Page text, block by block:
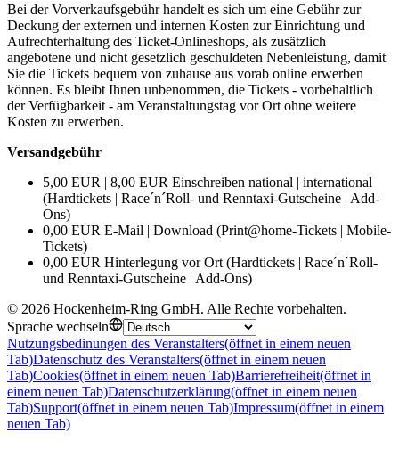
Bei der Vorverkaufsgebühr handelt es sich um eine Gebühr zur
Deckung der externen und internen Kosten zur Einrichtung und
Aufrechterhaltung des Ticket-Onlineshops, als zusätzlich
angebotene und nicht gesetzlich geschuldeten Nebenleistung, damit
Sie die Tickets bequem von zuhause aus vorab online erwerben
können. Es bleibt Ihnen unbenommen, die Tickets - vorbehaltlich
der Verfügbarkeit - am Veranstaltungstag vor Ort ohne weitere
Kosten zu erwerben.
Versandgebühr
5,00 EUR | 8,00 EUR Einschreiben national | international
(Hardtickets | Race´n´Roll- und Renntaxi-Gutscheine | Add-
Ons)
0,00 EUR E-Mail | Download (Print@home-Tickets | Mobile-
Tickets)
0,00 EUR Hinterlegung vor Ort (Hardtickets | Race´n´Roll-
und Renntaxi-Gutscheine | Add-Ons)
© 2026 Hockenheim-Ring GmbH. Alle Rechte vorbehalten.
Sprache wechseln
Nutzungsbedinungen des Veranstalters(öffnet in einem neuen
Tab)Datenschutz des Veranstalters(öffnet in einem neuen
Tab)Cookies(öffnet in einem neuen Tab)Barrierefreiheit(öffnet in
einem neuen Tab)Datenschutzerklärung(öffnet in einem neuen
Tab)Support(öffnet in einem neuen Tab)Impressum(öffnet in einem
neuen Tab)